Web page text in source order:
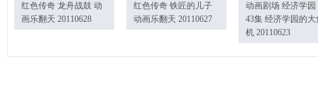
红色传奇 龙舟战鼓 动
画乐翻天 20110628
红色传奇 铁匠的儿子
动画乐翻天 20110627
动画剧场 经济学园
43集 经济学园的大
机 20110623